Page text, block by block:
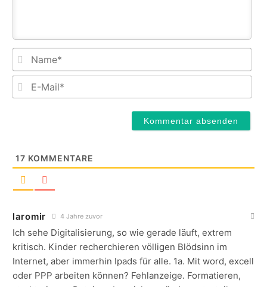
E-
17 KOMMENTARE
laromir 4 Jahre zuvor
Ich sehe Digitalisierung, so wie gerade läuft, extrem
kritisch. Kinder recherchieren völligen Blödsinn im
Internet, aber immerhin Ipads für alle. 1a. Mit word, excell
oder PPP arbeiten können? Fehlanzeige. Formatieren,